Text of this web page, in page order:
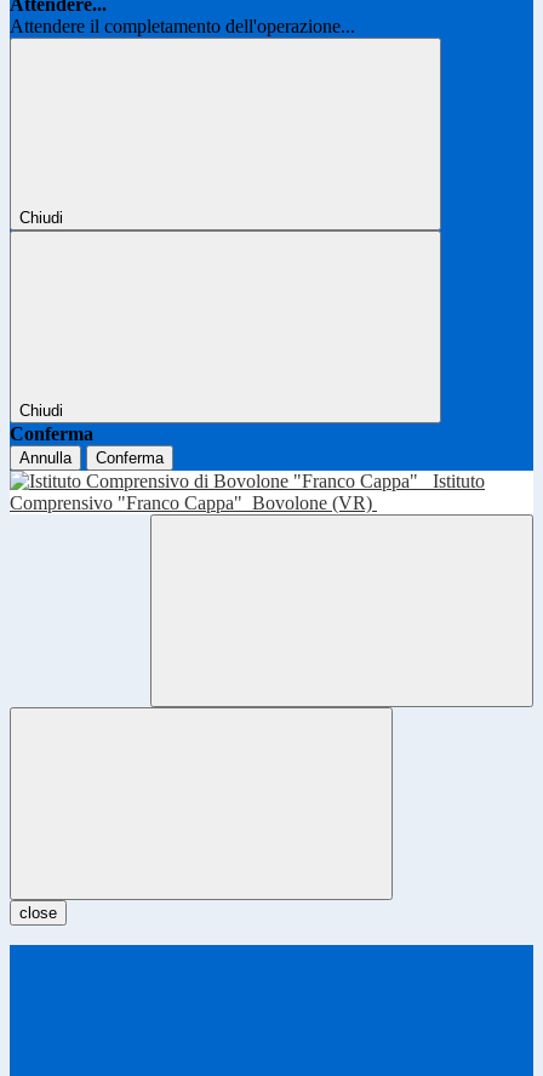
Attendere...
Attendere il completamento dell'operazione...
Chiudi
Chiudi
Conferma
Annulla Conferma
Istituto
Comprensivo "Franco Cappa" Bovolone (VR)
close